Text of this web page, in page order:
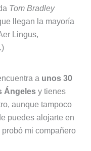
Tom Bradley
llegan la mayoría
Lingus,
a unos 30
Ángelesy tienes
aunque tampoco
puedes alojarte en
mi compañero